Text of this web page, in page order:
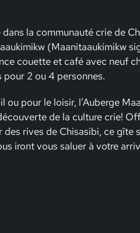
la communauté crie de
(Maanitaaukimikw
couette et café avec neuf
2 ou 4 personnes.
pour le loisir, l’Auberge
de la culture crie!
rives de Chisasibi, ce gîte
iront vous saluer à votre